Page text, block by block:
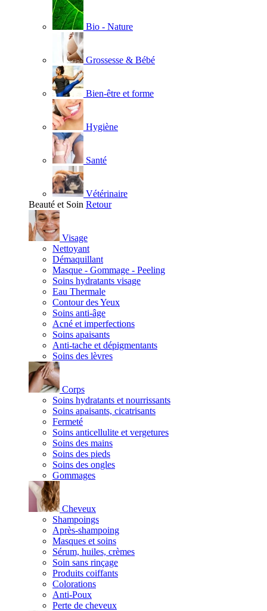
Bio - Nature
Grossesse & Bébé
Bien-être et forme
Hygiène
Santé
Vétérinaire
Beauté et Soin Retour
Visage
Nettoyant
Démaquillant
Masque - Gommage - Peeling
Soins hydratants visage
Eau Thermale
Contour des Yeux
Soins anti-âge
Acné et imperfections
Soins apaisants
Anti-tache et dépigmentants
Soins des lèvres
Corps
Soins hydratants et nourrissants
Soins apaisants, cicatrisants
Fermeté
Soins anticellulite et vergetures
Soins des mains
Soins des pieds
Soins des ongles
Gommages
Cheveux
Shampoings
Après-shampoing
Masques et soins
Sérum, huiles, crèmes
Soin sans rinçage
Produits coiffants
Colorations
Anti-Poux
Perte de cheveux